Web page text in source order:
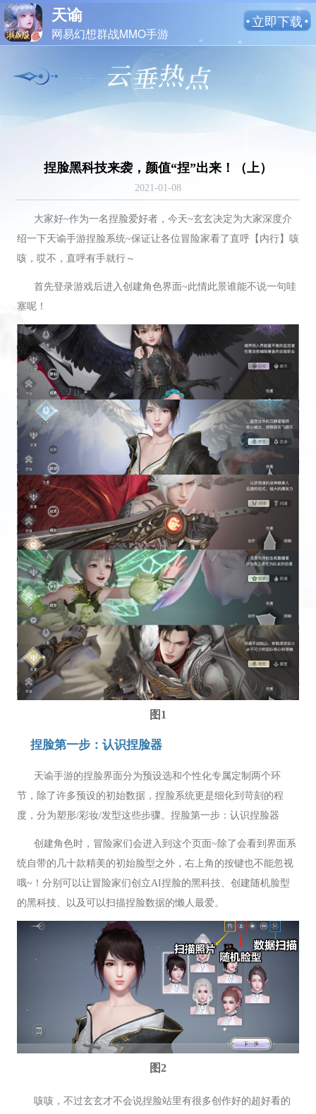
天谕
网易幻想群战MMO手游
立即下载
捏脸黑科技来袭，颜值“捏”出来！（上）
2021-01-08
大家好~作为一名捏脸爱好者，今天~玄玄决定为大家深度介
绍一下天谕手游捏脸系统~保证让各位冒险家看了直呼【内行】咳
咳，哎不，直呼有手就行～
首先登录游戏后进入创建角色界面~此情此景谁能不说一句哇
塞呢！
图1
捏脸第一步：认识捏脸器
天谕手游的捏脸界面分为预设选和个性化专属定制两个环
节，除了许多预设的初始数据，捏脸系统更是细化到苛刻的程
度，分为塑形/彩妆/发型这些步骤。捏脸第一步：认识捏脸器
创建角色时，冒险家们会进入到这个页面~除了会看到界面系
统自带的几十款精美的初始脸型之外，右上角的按键也不能忽视
哦~！分别可以让冒险家们创立AI捏脸的黑科技、创建随机脸型
的黑科技、以及可以扫描捏脸数据的懒人最爱。
图2
咳咳，不过玄玄才不会说捏脸站里有很多创作好的超好看的